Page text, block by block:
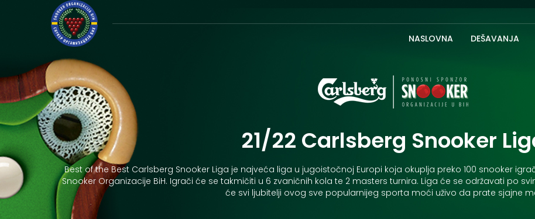
NASLOVNA DEŠAVANJA
21/22 Carlsberg Snooker
Best of the Best Carlsberg Snooker Liga je najveća liga u jugoistočnoj Europi koja okuplja preko 100 snooker
Snooker Organizacije BiH. Igrači će se takmičiti u 6 zvaničnih kola te 2 masters turnira. Liga će se održavati po
će svi ljubitelji ovog sve popularnijeg sporta moći uživo da prate sjajne